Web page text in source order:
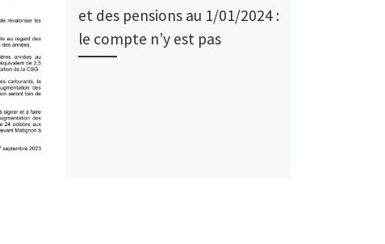
et des pensions au 1/01/2024 :
le compte n’y est pas